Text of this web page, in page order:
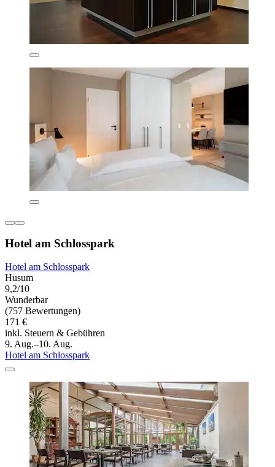
Hotel am Schlosspark
Hotel am Schlosspark
Husum
9,2/10
Wunderbar
(757 Bewertungen)
171 €
inkl. Steuern & Gebühren
9. Aug.–10. Aug.
Hotel am Schlosspark